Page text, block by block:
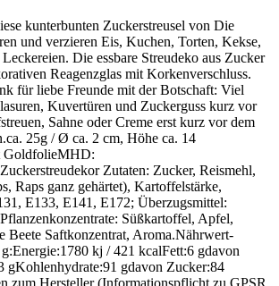
kunterbunten Zuckerstreusel von Die
und verzieren Eis, Kuchen, Torten, Kekse,
Die essbare Streudeko aus Zucker
Reagenzglas mit Korkenverschluss.
für liebe Freunde mit der Botschaft: Viel
Kuvertüren und Zuckerguss kurz vor
Sahne oder Creme erst kurz vor dem
25g / Ø ca. 2 cm, Höhe ca. 14
GoldfolieMHD:
Zutaten: Zucker, Reismehl,
Raps ganz gehärtet), Kartoffelstärke,
E133, E141, E172; Überzugsmittel:
Süßkartoffel, Apfel,
Beete Saftkonzentrat, Aroma.Nährwert­
kj / 421 kcalFett:6 gdavon
gKohlenhydrate:91 gdavon Zucker:84
zum Hersteller (Informationspflicht zu GPSR